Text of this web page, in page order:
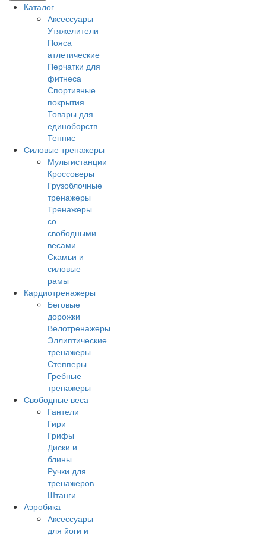
Каталог
Аксессуары
Утяжелители
Пояса
атлетические
Перчатки для
фитнеса
Спортивные
покрытия
Товары для
единоборств
Теннис
Силовые тренажеры
Мультистанции
Кроссоверы
Грузоблочные
тренажеры
Тренажеры
со
свободными
весами
Скамьи и
силовые
рамы
Кардиотренажеры
Беговые
дорожки
Велотренажеры
Эллиптические
тренажеры
Степперы
Гребные
тренажеры
Свободные веса
Гантели
Гири
Грифы
Диски и
блины
Ручки для
тренажеров
Штанги
Аэробика
Аксессуары
для йоги и